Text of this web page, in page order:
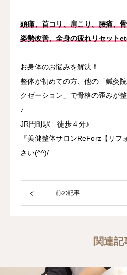
頭痛、首コリ、肩こり、腰痛、
姿勢改善、全身の疲れリセット
お身体のお悩みを解決！
整体が初めての方、他の「鍼灸
クゼーション」で骨格の歪みが
♪
JR円町駅 徒歩４分♪
『美健整体サロンReForz【リフ
さい(^^)/
前の記事
関連記